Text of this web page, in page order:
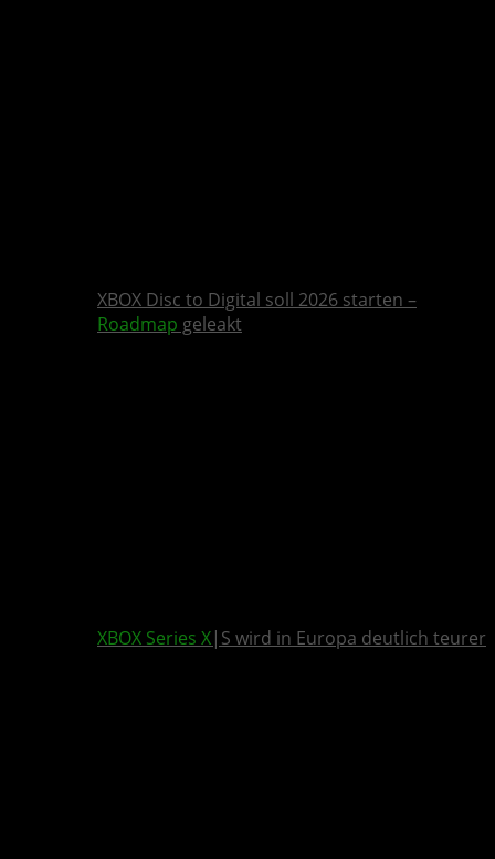
XBOX Disc to Digital soll 2026 starten –
Roadmap geleakt
XBOX Series X|S wird in Europa deutlich teurer